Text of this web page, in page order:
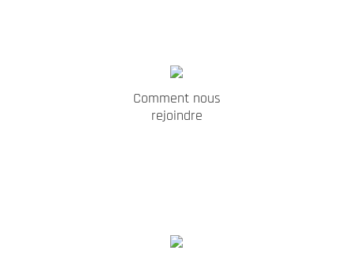
Comment nous
rejoindre